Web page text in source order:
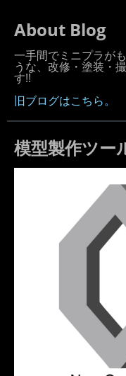
About Blog
一手間でミニプラが
うな、改修・塗装・
す!!
旧ブログはこちら。
模型製作ツー